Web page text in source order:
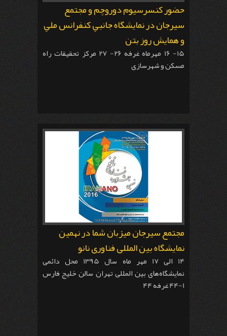
حضور كنسرسيوم دوروچم و مجتمع
سيرجان در نمايشگاه جانبي كنفرانس ملي
و همايش روز بتن
15- 16 مهرماه غرفه 26- 27 مرکز تحقیقات راه
مسکن و شهرسازی
مجتمع سیرجان میزبان شما در نهمین
نمایشگاه بین المللی فناوری نانو
14 الی 17 مهر ماه سال 1395 محل دائمی
نمایشگاه‌های بین المللی تهران سالن خلیج فارس
1-44 غرفه 44